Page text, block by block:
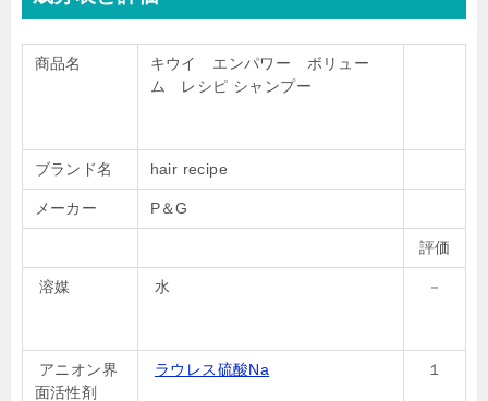
商品名
キウイ エンパワー ボリュー
ム レシピ シャンプー
ブランド名 hair recipe
メーカー P＆G
評価
溶媒 水 －
アニオン界
面活性剤
ラウレス硫酸Na １